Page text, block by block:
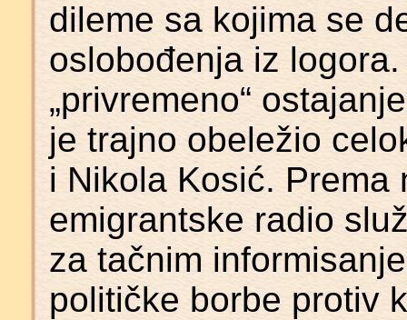
dileme sa kojima se
oslobođenja iz
„privremeno“
je trajno obeležio
i Nikola Kosić. Prema
emigrantske radio
za tačnim
političke borbe protiv